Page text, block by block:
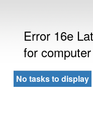
Error 16e
for
No tasks to display